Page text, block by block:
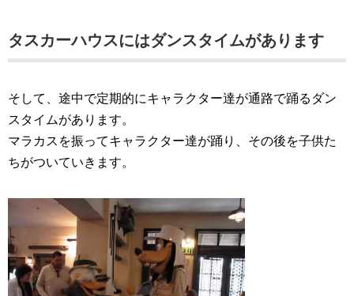
タスカーハウスにはダンスタイムがあります
そして、途中で定期的にキャラクター達が通路で踊るダン
スタイムがあります。
マラカスを振ってキャラクター達が踊り、その後を子供た
ちがついていきます。